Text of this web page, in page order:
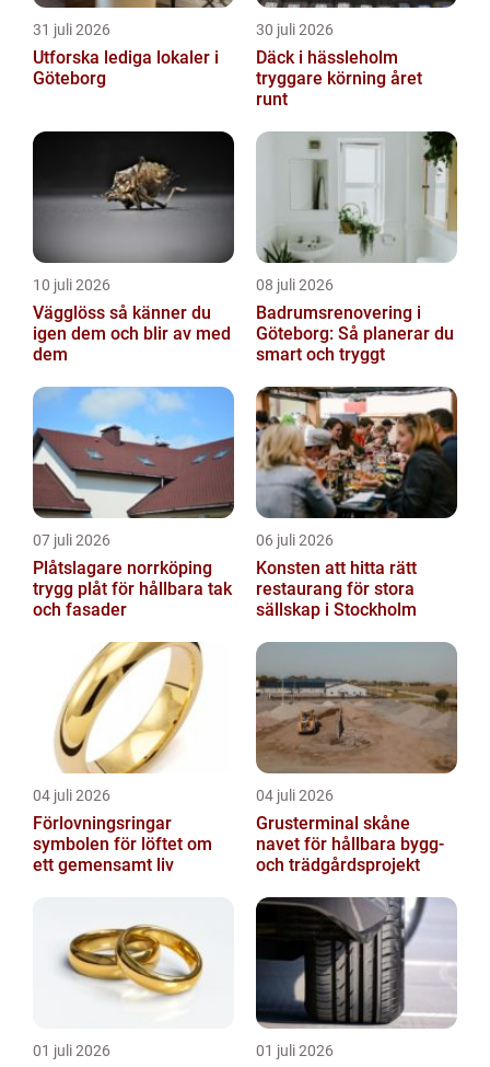
31 juli 2026
Utforska lediga lokaler i
Göteborg
30 juli 2026
Däck i hässleholm
tryggare körning året
runt
10 juli 2026
Vägglöss så känner du
igen dem och blir av med
dem
08 juli 2026
Badrumsrenovering i
Göteborg: Så planerar du
smart och tryggt
07 juli 2026
Plåtslagare norrköping
trygg plåt för hållbara tak
och fasader
06 juli 2026
Konsten att hitta rätt
restaurang för stora
sällskap i Stockholm
04 juli 2026
Förlovningsringar
symbolen för löftet om
ett gemensamt liv
04 juli 2026
Grusterminal skåne
navet för hållbara bygg-
och trädgårdsprojekt
01 juli 2026 01 juli 2026